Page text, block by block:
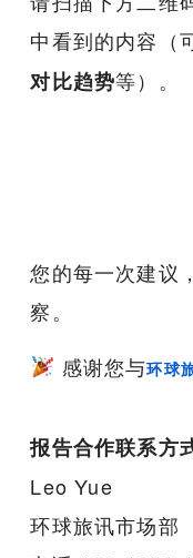
中看到的内容（
对比趋势等）。
您的每一次建议
察。
感谢您与环球
报告合作联系方
Leo Yue
环球旅讯市场部